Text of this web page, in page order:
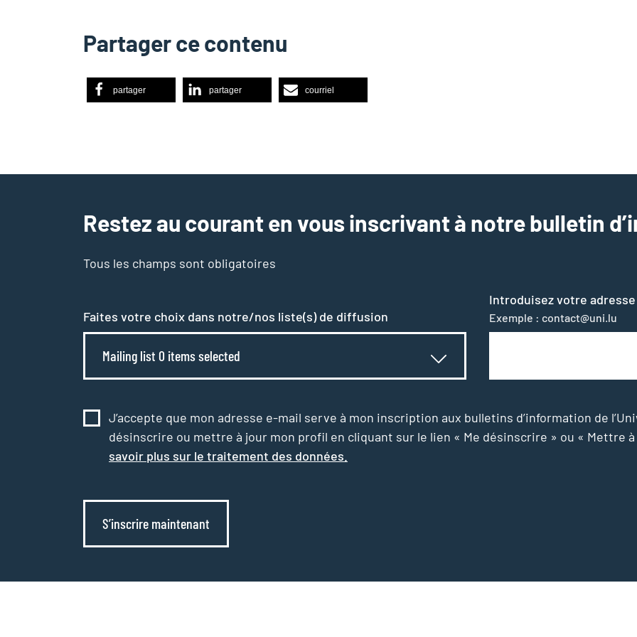
Partager ce contenu
partager partager courriel
Restez au courant en vous inscrivant à notre bulletin
Tous les champs sont obligatoires
Faites votre choix dans notre/nos liste(s) de diffusion
Mailing list 0 items selected
Introduisez votre
Exemple : contact@uni.lu
J’accepte que mon adresse e-mail serve à mon inscription aux bulletins d’information de
désinscrire ou mettre à jour mon profil en cliquant sur le lien « Me désinscrire » ou « Mettre
savoir plus sur le traitement des données.
S’inscrire maintenant